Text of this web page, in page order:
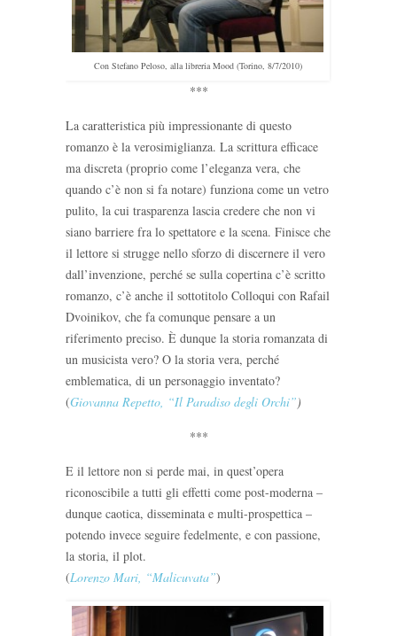
Con Stefano Peloso, alla libreria Mood (Torino, 8/7/2010)
***
La caratteristica più impressionante di questo
romanzo è la verosimiglianza. La scrittura efficace
ma discreta (proprio come l’eleganza vera, che
quando c’è non si fa notare) funziona come un vetro
pulito, la cui trasparenza lascia credere che non vi
siano barriere fra lo spettatore e la scena. Finisce che
il lettore si strugge nello sforzo di discernere il vero
dall’invenzione, perché se sulla copertina c’è scritto
romanzo, c’è anche il sottotitolo Colloqui con Rafail
Dvoinikov, che fa comunque pensare a un
riferimento preciso. È dunque la storia romanzata di
un musicista vero? O la storia vera, perché
emblematica, di un personaggio inventato?
(Giovanna Repetto, “Il Paradiso degli Orchi”)
***
E il lettore non si perde mai, in quest’opera
riconoscibile a tutti gli effetti come post-moderna –
dunque caotica, disseminata e multi-prospettica –
potendo invece seguire fedelmente, e con passione,
la storia, il plot.
(Lorenzo Mari, “Malicuvata”)